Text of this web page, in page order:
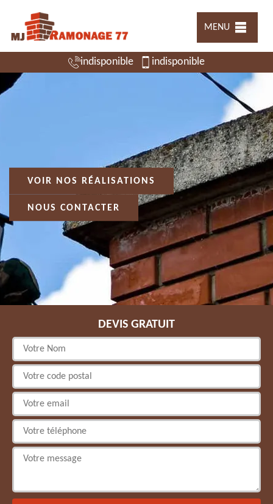
MENU
indisponible indisponible
VOIR NOS RÉALISATIONS
NOUS CONTACTER
DEVIS GRATUIT